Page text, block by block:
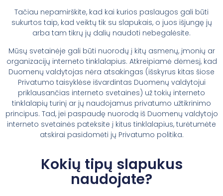
Tačiau nepamirškite, kad kai kurios paslaugos gali būti
sukurtos taip, kad veiktų tik su slapukais, o juos išjungę jų
arba tam tikrų jų dalių naudoti nebegalėsite.
Mūsų svetainėje gali būti nuorodų į kitų asmenų, įmonių ar
organizacijų interneto tinklalapius. Atkreipiamė dėmesį, kad
Duomenų valdytojas nėra atsakingas (išskyrus kitas šiose
Privatumo taisyklėse išvardintas Duomenų valdytojui
priklausančias interneto svetaines) už tokių interneto
tinklalapių turinį ar jų naudojamus privatumo užtikrinimo
principus. Tad, jei paspaudę nuorodą iš Duomenų valdytojo
interneto svetainės pateksite į kitus tinklalapius, turėtumėte
atskirai pasidomėti jų Privatumo politika.
Kokių tipų slapukus
naudojate?